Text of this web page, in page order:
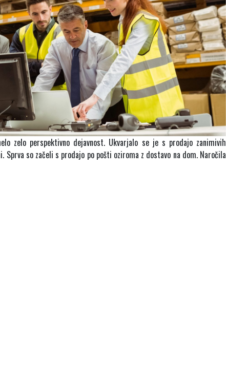
zelo perspektivno dejavnost. Ukvarjalo se je s prodajo zanimivih
Sprva so začeli s prodajo po pošti oziroma z dostavo na dom. Naročila